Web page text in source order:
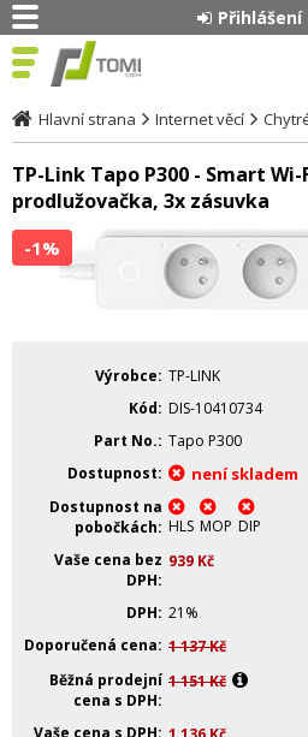
Přihlášení
Hlavní strana Internet věcí
TP-Link Tapo P300 - Smart
prodlužovačka, 3x zásuvka
-1%
Výrobce TP-LINK
Kód
DIS-10410734
Part No. Tapo P300
Dostupnost
není skladem
Dostupnost na
pobočkách
HLS MOP DIP
Vaše cena bez
DPH
939 Kč
DPH 21%
Doporučená cena 1 137Kč
Běžná prodejní
cena s DPH
1 151Kč
Vaše cena s DPH